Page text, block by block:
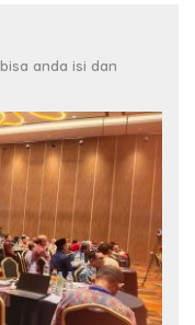
anda isi dan